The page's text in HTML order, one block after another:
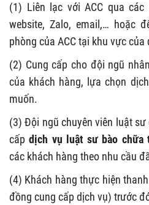
(1) Liên lạc với ACC qua
website, Zalo, email,… hoặc
phòng của ACC tại khu vực của
(2) Cung cấp cho đội ngũ
của khách hàng, lựa chọn
muốn.
(3) Đội ngũ chuyên viên luật sư
cấpdịch vụ luật sư bào chữa
các khách hàng theo nhu cầu
(4) Khách hàng thực hiện
đồng cung cấp dịch vụ) trước